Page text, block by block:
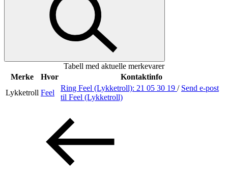
Taket på Kvadrat
Aktiviteter
Inspirasjon
Åpningstider
Tabell med aktuelle merkevarer
Merke
Hvor
Kontaktinfo
Lykketroll Feel
Ring Feel (Lykketroll): 21 05 30 19 / Send e-post
til Feel (Lykketroll)